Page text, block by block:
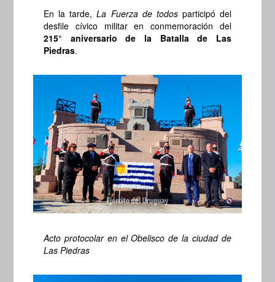
En la tarde,La Fuerza de todosparticipó del
desfile cívico militar en conmemoración del
215° aniversario de la Batalla de Las
Piedras.
Acto protocolar en el Obelisco de la ciudad de
Las Piedras